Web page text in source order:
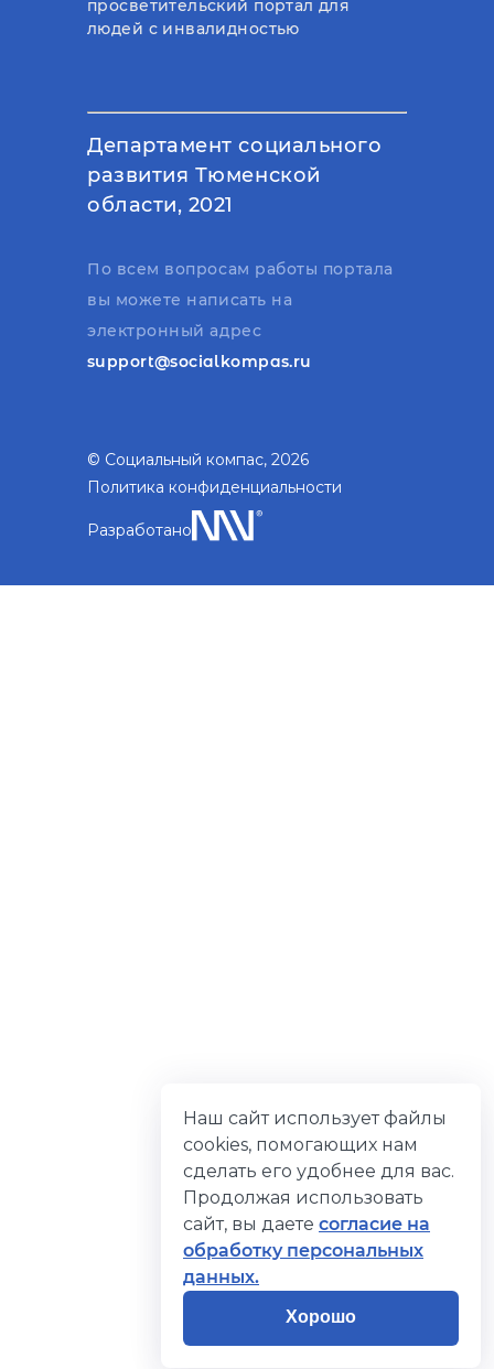
просветительский портал для
людей с инвалидностью
Департамент социального
развития Тюменской
области, 2021
По всем вопросам работы портала
вы можете написать на
электронный адрес
support@socialkompas.ru
© Социальный компас, 2026
Политика конфиденциальности
Разработано
Наш сайт использует файлы
cookies, помогающих нам
сделать его удобнее для вас.
Продолжая использовать
сайт, вы даете согласие на
обработку персональных
данных.
Хорошо